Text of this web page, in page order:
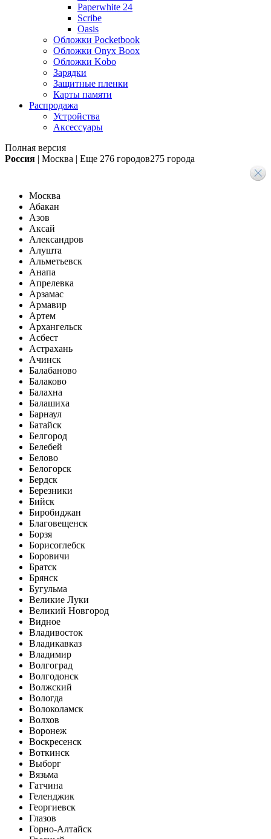
Paperwhite 24
Scribe
Oasis
Обложки Pocketbook
Обложки Onyx Boox
Обложки Kobo
Зарядки
Защитные пленки
Карты памяти
Распродажа
Устройства
Аксессуары
Полная версия
Россия | Москва | Еще 276 городов275 города
Москва
Абакан
Азов
Аксай
Александров
Алушта
Альметьевск
Анапа
Апрелевка
Арзамас
Армавир
Артем
Архангельск
Асбест
Астрахань
Ачинск
Балабаново
Балаково
Балахна
Балашиха
Барнаул
Батайск
Белгород
Белебей
Белово
Белогорск
Бердск
Березники
Бийск
Биробиджан
Благовещенск
Борзя
Борисоглебск
Боровичи
Братск
Брянск
Бугульма
Великие Луки
Великий Новгород
Видное
Владивосток
Владикавказ
Владимир
Волгоград
Волгодонск
Волжский
Вологда
Волоколамск
Волхов
Воронеж
Воскресенск
Воткинск
Выборг
Вязьма
Гатчина
Геленджик
Георгиевск
Глазов
Горно-Алтайск